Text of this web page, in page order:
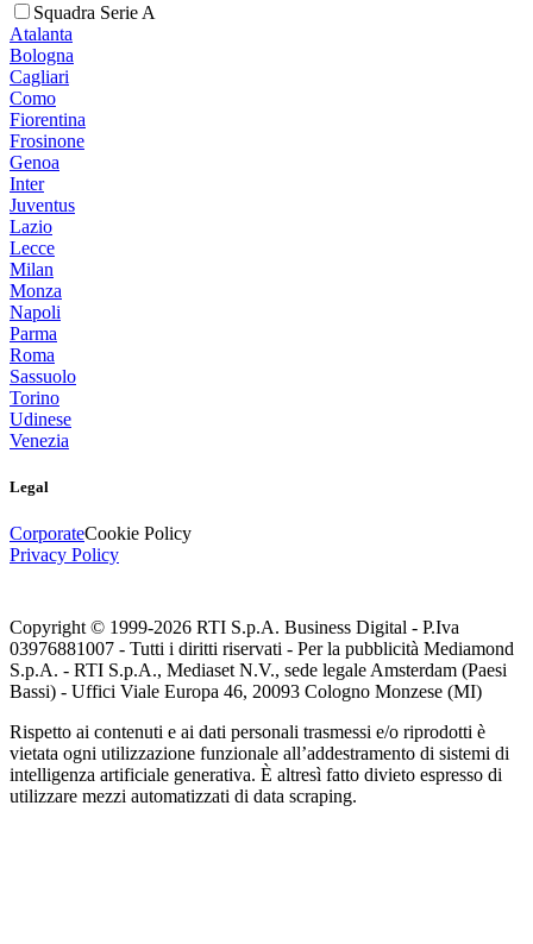
Squadra Serie A
Atalanta
Bologna
Cagliari
Como
Fiorentina
Frosinone
Genoa
Inter
Juventus
Lazio
Lecce
Milan
Monza
Napoli
Parma
Roma
Sassuolo
Torino
Udinese
Venezia
Legal
CorporateCookie Policy
Privacy Policy
Copyright © 1999-2026 RTI S.p.A. Business Digital - P.Iva
03976881007 - Tutti i diritti riservati - Per la pubblicità Mediamond
S.p.A. - RTI S.p.A., Mediaset N.V., sede legale Amsterdam (Paesi
Bassi) - Uffici Viale Europa 46, 20093 Cologno Monzese (MI)
Rispetto ai contenuti e ai dati personali trasmessi e/o riprodotti è
vietata ogni utilizzazione funzionale all’addestramento di sistemi di
intelligenza artificiale generativa. È altresì fatto divieto espresso di
utilizzare mezzi automatizzati di data scraping.